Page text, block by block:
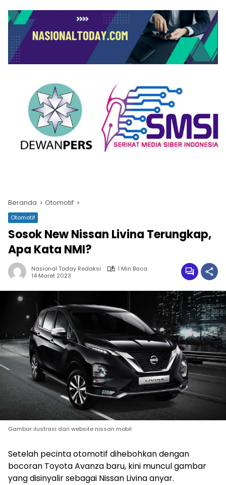
Beranda Otomotif
Otomotif
Sosok New Nissan Livina Terungkap,
Apa Kata NMI?
Nasional Today Redaksi
1 Min Baca
14 Maret 2023
Gambar ilustrasi dari website nissan mobil
Setelah pecinta otomotif dihebohkan dengan
bocoran Toyota Avanza baru, kini muncul gambar
yang disinyalir sebagai Nissan Livina anyar.